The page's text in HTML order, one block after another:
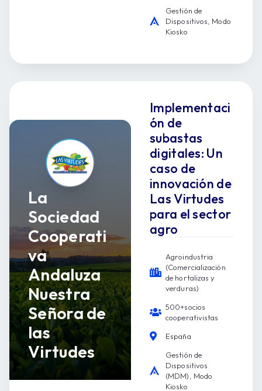
Gestión de
Dispositivos, Modo
Kiosko
La
Sociedad
Cooperati
va
Andaluza
Nuestra
Señora de
las
Virtudes
Implementaci
ón de
subastas
digitales: Un
caso de
innovación de
Las Virtudes
para el sector
agro
Agroindustria
(Comercialización
de hortalizas y
verduras)
500+socios
cooperativistas
España
Gestión de
Dispositivos
(MDM), Modo
Kiosko